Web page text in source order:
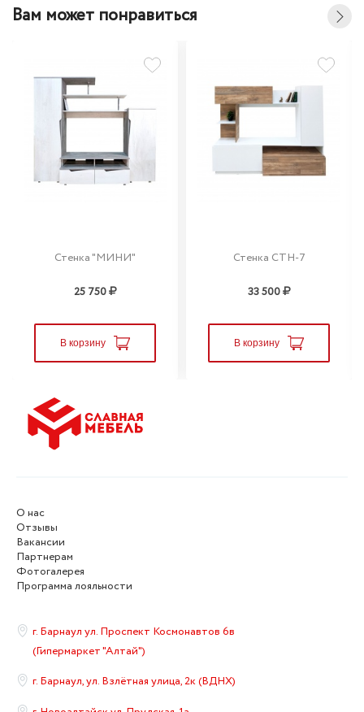
Вам может понравиться
Стенка "МИНИ"
25 750
В корзину
Стенка СТН-7
33 500
В корзину
О нас
Отзывы
Вакансии
Партнерам
Фотогалерея
Программа лояльности
г. Барнаул ул. Проспект Космонавтов 6в
(Гипермаркет "Алтай")
г. Барнаул, ул. Взлётная улица, 2к (ВДНХ)